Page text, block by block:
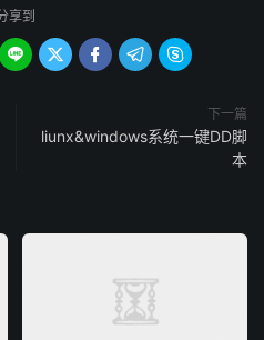
享到
    
下一篇
liunx&windows系统一键DD脚
本